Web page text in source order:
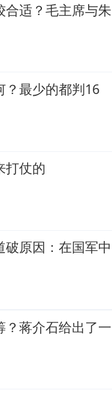
合适？毛主席与朱
？最少的都判16
打仗的
原因：在国军中
？蒋介石给出了一